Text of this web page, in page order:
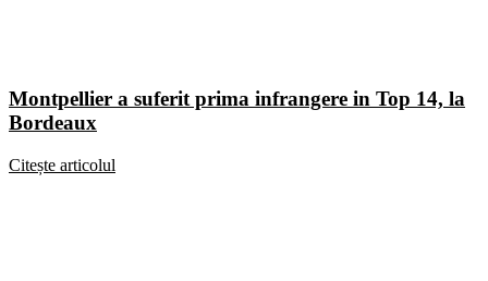
Montpellier a suferit prima infrangere in Top 14, la
Bordeaux
Citește articolul